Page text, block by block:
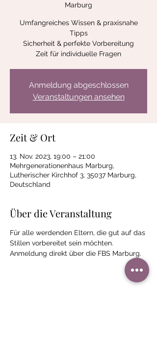
Marburg
Umfangreiches Wissen & praxisnahe
Tipps
Sicherheit & perfekte Vorbereitung
Zeit für individuelle Fragen
Anmeldung abgeschlossen
Veranstaltungen ansehen
Zeit & Ort
13. Nov. 2023, 19:00 – 21:00
Mehrgenerationenhaus Marburg,
Lutherischer Kirchhof 3, 35037 Marburg,
Deutschland
Über die Veranstaltung
Für alle werdenden Eltern, die gut auf das
Stillen vorbereitet sein möchten.
Anmeldung direkt über die FBS Marburg.